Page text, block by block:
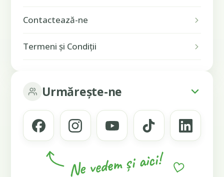
Contactează-ne
Termeni și Condiții
Urmărește-ne
Ne vedem și aici!